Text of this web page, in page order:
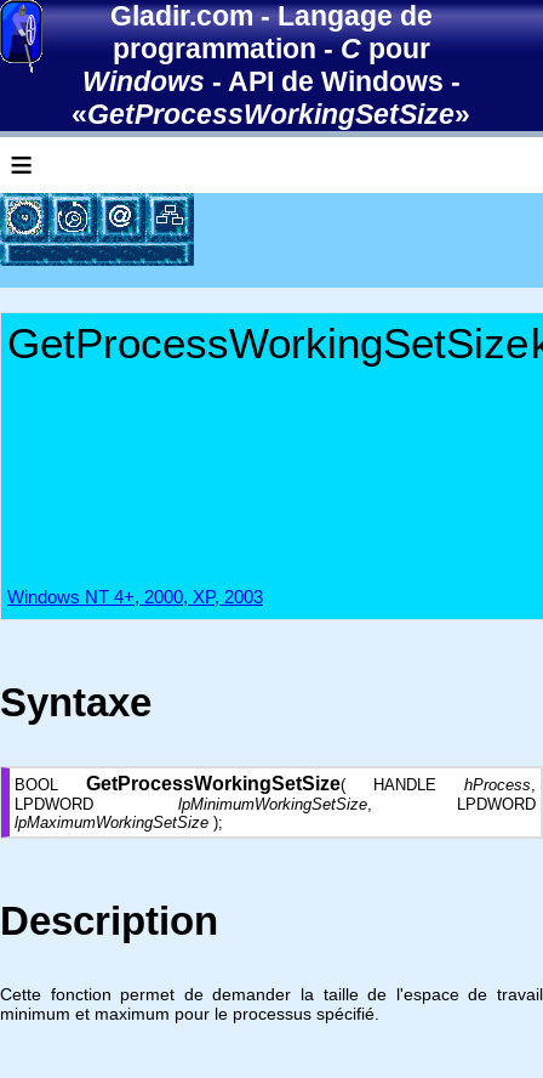
Gladir.com-Langage de
programmation-Cpour
Windows - API de Windows -
«GetProcessWorkingSetSize»
≡
GetProcessWorkingSetSize
Windows NT 4+, 2000, XP, 2003
Syntaxe
BOOL GetProcessWorkingSetSize( HANDLE hProcess,
LPDWORD lpMinimumWorkingSetSize, LPDWORD
lpMaximumWorkingSetSize );
Description
Cette fonction permet de demander la taille de l'espace de travail
minimum et maximum pour le processus spécifié.